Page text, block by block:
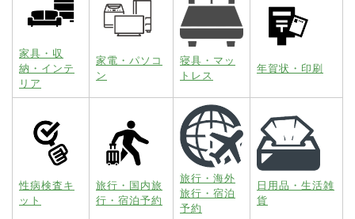
家具・収
納・インテ
リア
家電・パソコ
ン
寝具・マッ
トレス
年賀状・印刷
性病検査キ
ット
旅行・国内旅
行・宿泊予約
旅行・海外
旅行・宿泊
予約
日用品・生活雑
貨